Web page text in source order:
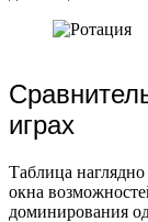
играх
Таблица
окна
доминирования